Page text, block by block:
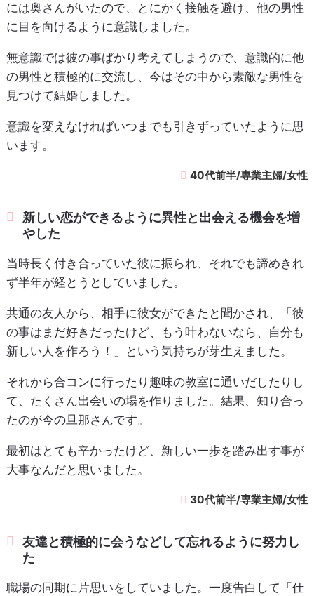
には奥さんがいたので、とにかく接触を避け、他の男性
に目を向けるように意識しました。
無意識では彼の事ばかり考えてしまうので、意識的に他
の男性と積極的に交流し、今はその中から素敵な男性を
見つけて結婚しました。
意識を変えなければいつまでも引きずっていたように思
います。
40代前半/専業主婦/女性
新しい恋ができるように異性と出会える機会を増
やした
当時長く付き合っていた彼に振られ、それでも諦めきれ
ず半年が経とうとしていました。
共通の友人から、相手に彼女ができたと聞かされ、「彼
の事はまだ好きだったけど、もう叶わないなら、自分も
新しい人を作ろう！」という気持ちが芽生えました。
それから合コンに行ったり趣味の教室に通いだしたりし
て、たくさん出会いの場を作りました。結果、知り合っ
たのが今の旦那さんです。
最初はとても辛かったけど、新しい一歩を踏み出す事が
大事なんだと思いました。
30代前半/専業主婦/女性
友達と積極的に会うなどして忘れるように努力し
た
職場の同期に片思いをしていました。一度告白して「仕